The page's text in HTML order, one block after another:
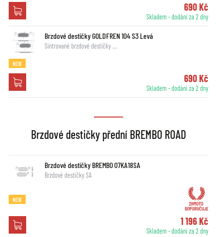
690 Kč
Skladem - dodání za 2 dny
Brzdové destičky GOLDFREN 104 S3 Levá
Sintrované brzdové destičky …
NEW
690 Kč
Skladem - dodání za 2 dny
Brzdové destičky přední BREMBO ROAD
Brzdové destičky BREMBO 07KA18SA
Brzdové destičky SA
NEW
1 196 Kč
Skladem - dodání za 2 dny